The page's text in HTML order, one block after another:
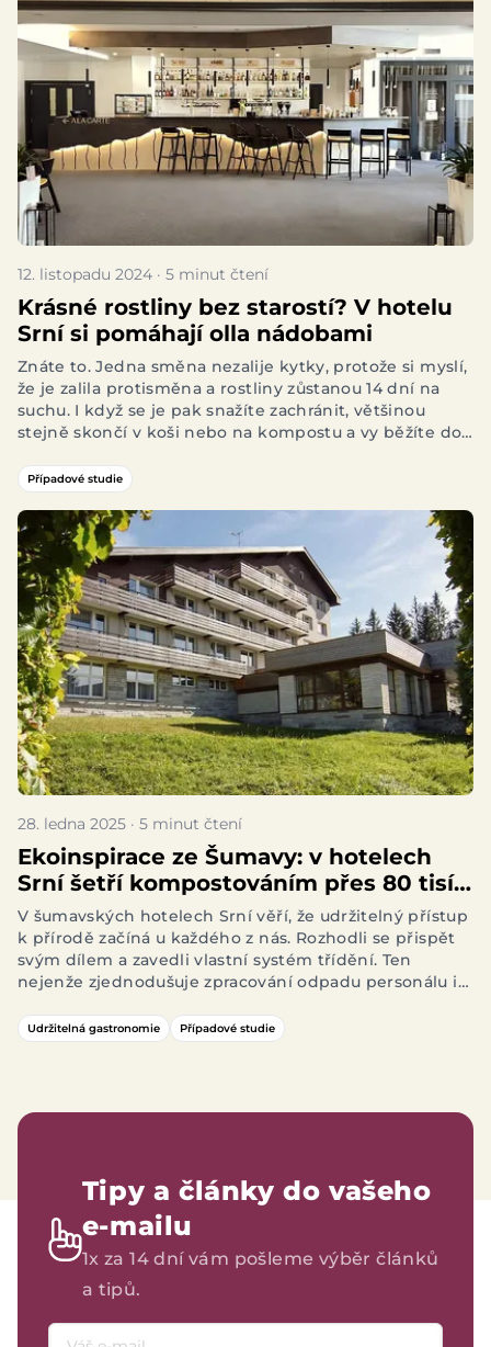
12. listopadu 2024 · 5 minut čtení
Krásné rostliny bez starostí? V hotelu
Srní si pomáhají olla nádobami
Znáte to. Jedna směna nezalije kytky, protože si myslí,
že je zalila protisměna a rostliny zůstanou 14 dní na
suchu. I když se je pak snažíte zachránit, většinou
stejně skončí v koši nebo na kompostu a vy běžíte do
Hotelu Srní, dokud ho nevyřešili pomocí
Případové studie
28. ledna 2025 · 5 minut čtení
Ekoinspirace ze Šumavy: v hotelech
Srní šetří kompostováním přes 80 tisíc
ročně
V šumavských hotelech Srní věří, že udržitelný přístup
k přírodě začíná u každého z nás. Rozhodli se přispět
svým dílem a zavedli vlastní systém třídění. Ten
nejenže zjednodušuje zpracování odpadu personálu i
hotelu. A jako bonus jim šetří přes 82 tisíc ročně za
Udržitelná gastronomie Případové studie
Tipy a články do vašeho
e-mailu
1x za 14 dní vám pošleme výběr článků
a tipů.
Emailová adresa